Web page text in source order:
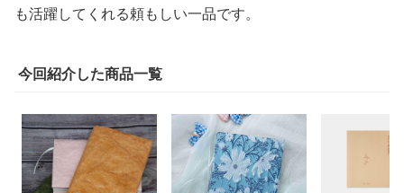
も活躍してくれる頼もしい一品です。
今回紹介した商品一覧